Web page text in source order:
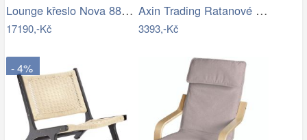
Lounge křeslo Nova 88x88 cm bouclé…
17190,-Kč
Axin Trading Ratanové křeslo Pluto…
3393,-Kč
- 4%